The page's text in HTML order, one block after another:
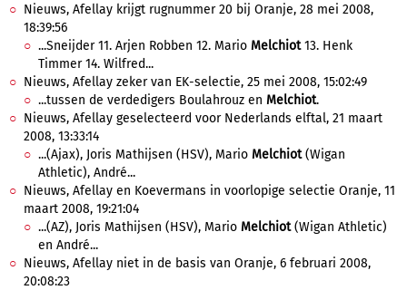
Nieuws, Afellay krijgt rugnummer 20 bij Oranje, 28 mei 2008,
18:39:56
...Sneijder 11. Arjen Robben 12. Mario Melchiot13. Henk
Timmer 14. Wilfred...
Nieuws, Afellay zeker van EK-selectie, 25 mei 2008, 15:02:49
...tussen de verdedigers Boulahrouz en Melchiot.
Nieuws, Afellay geselecteerd voor Nederlands elftal, 21 maart
2008, 13:33:14
...(Ajax), Joris Mathijsen (HSV), Mario Melchiot(Wigan
Athletic), André...
Nieuws, Afellay en Koevermans in voorlopige selectie Oranje, 11
maart 2008, 19:21:04
...(AZ), Joris Mathijsen (HSV), Mario Melchiot(Wigan Athletic)
en André...
Nieuws, Afellay niet in de basis van Oranje, 6 februari 2008,
20:08:23